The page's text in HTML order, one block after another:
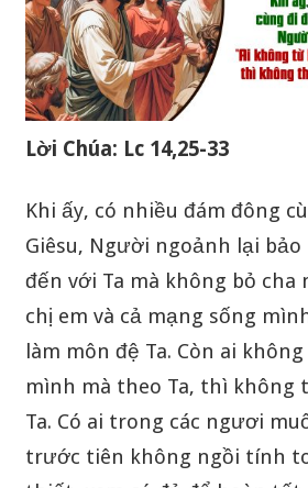
Lời Chúa: Lc 14,25-33
Khi ấy, có nhiều đám đông
Giêsu, Người ngoảnh lại bảo
đến với Ta mà không bỏ cha
chị em và cả mạng sống
làm môn đệ Ta. Còn ai
mình mà theo Ta, thì không
Ta. Có ai trong các ngươi
trước tiên không ngồi tính